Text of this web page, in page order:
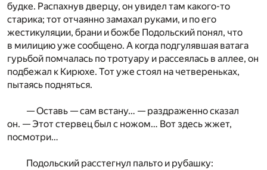
будке. Распахнув дверцу, он увидел там какого-то
старика; тот отчаянно замахал руками, и по его
жестикуляции, брани и божбе Подольский понял, что
в милицию уже сообщено. А когда подгулявшая ватага
гурьбой помчалась по тротуару и рассеялась в аллее, он
подбежал к Кирюхе. Тот уже стоял на четвереньках,
пытаясь подняться.
— Оставь — сам встану… — раздраженно сказал
он. — Этот стервец был с ножом… Вот здесь жжет,
посмотри…
Подольский расстегнул пальто и рубашку: